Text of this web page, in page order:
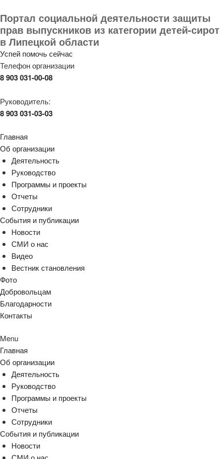
Портал социальной деятельности защиты
прав выпускников из категории детей-сирот
в Липецкой области
Успей помочь сейчас
Телефон организации
8 903 031-00-08
Руководитель:
8 903 031-03-03
Главная
Об организации
Деятельность
Руководство
Программы и проекты
Отчеты
Сотрудники
События и публикации
Новости
СМИ о нас
Видео
Вестник становления
Фото
Добровольцам
Благодарности
Контакты
Menu
Главная
Об организации
Деятельность
Руководство
Программы и проекты
Отчеты
Сотрудники
События и публикации
Новости